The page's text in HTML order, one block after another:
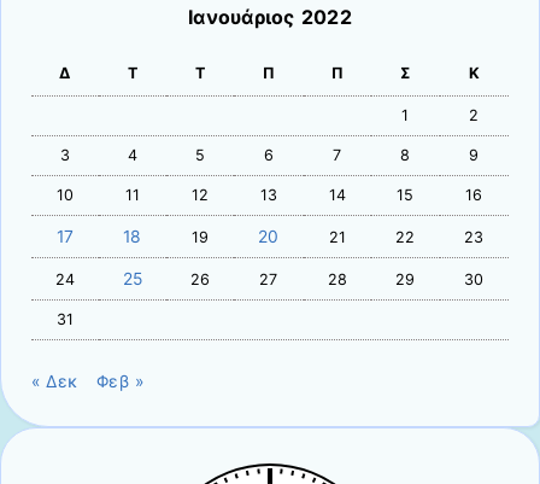
Ιανουάριος 2022
Δ Τ Τ Π Π Σ Κ
1 2
3 4 5 6 7 8 9
10 11 12 13 14 15 16
17 18 19 20 21 22 23
24 25 26 27 28 29 30
31
« Δεκ Φεβ »